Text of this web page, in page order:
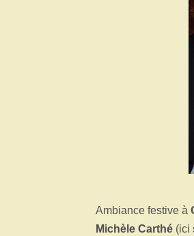
Ambiance festive à
Michèle Carthé (ici